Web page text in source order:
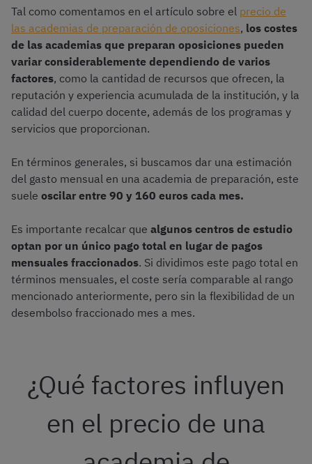
Tal como comentamos en el artículo sobre el precio de
las academias de preparación de oposiciones, los costes
de las academias que preparan oposiciones pueden
variar considerablemente dependiendo de varios
factores, como la cantidad de recursos que ofrecen, la
reputación y experiencia acumulada de la institución, y la
calidad del cuerpo docente, además de los programas y
servicios que proporcionan.
En términos generales, si buscamos dar una estimación
del gasto mensual en una academia de preparación, este
suele oscilar entre 90 y 160 euros cada mes.
Es importante recalcar que algunos centros de estudio
optan por un único pago total en lugar de pagos
mensuales fraccionados. Si dividimos este pago total en
términos mensuales, el coste sería comparable al rango
mencionado anteriormente, pero sin la flexibilidad de un
desembolso fraccionado mes a mes.
¿Qué factores influyen
en el precio de una